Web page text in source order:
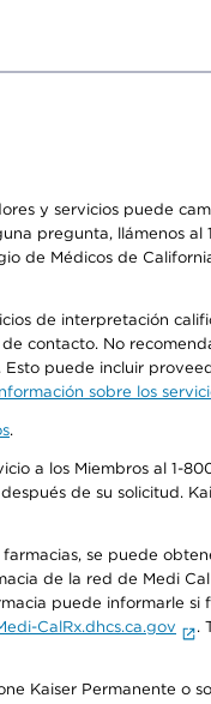
y servicios puede
pregunta, llámenos
de Médicos de
de interpretación
contacto. No
puede incluir
sobre los
.
a los Miembros al 1-
de su solicitud.
se puede
de la red de Medi
puede informarle
CalRx.dhcs.ca.gov
.
Kaiser Permanente o